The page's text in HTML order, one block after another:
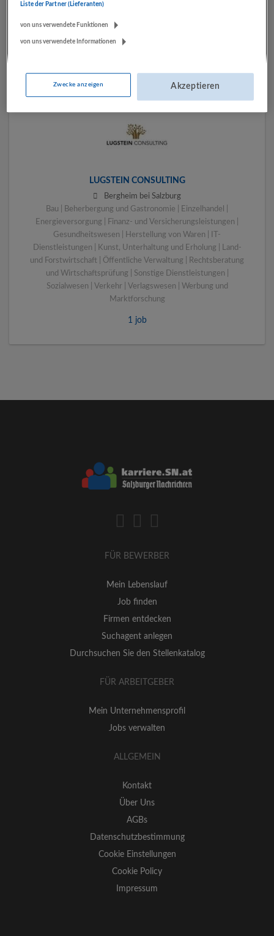
impetus Personalberatung
LUGSTEIN CONSULTING
Bergheim bei Salzburg
Bau | Beherbergung und Gastronomie | Einzelhandel |
Energieversorgung | Finanz- und Versicherungsleistungen |
Gesundheitswesen | Herstellung von Waren | IT-
Dienstleistungen | Kunst, Unterhaltung und Erholung | Land-
und Forstwirtschaft | Öffentliche Verwaltung | Rechtsberatung
und Wirtschaftsprüfung | Sonstige Dienstleistungen |
Sozialwesen | Verkehr | Verlagswesen | Werbung und
Marktforschung
1 job
FÜR BEWERBER
Mein Lebenslauf
Job finden
Firmen entdecken
Suchagent anlegen
Durchsuchen Sie den Stellenkatalog
FÜR ARBEITGEBER
Mein Unternehmensprofil
Jobs verwalten
ALLGEMEIN
Kontakt
Über Uns
AGBs
Datenschutzbestimmung
Cookie Einstellungen
Cookie Policy
Impressum
Liste der Partner (Lieferanten)
von uns verwendete Funktionen
von uns verwendete Informationen
Zwecke anzeigen Akzeptieren